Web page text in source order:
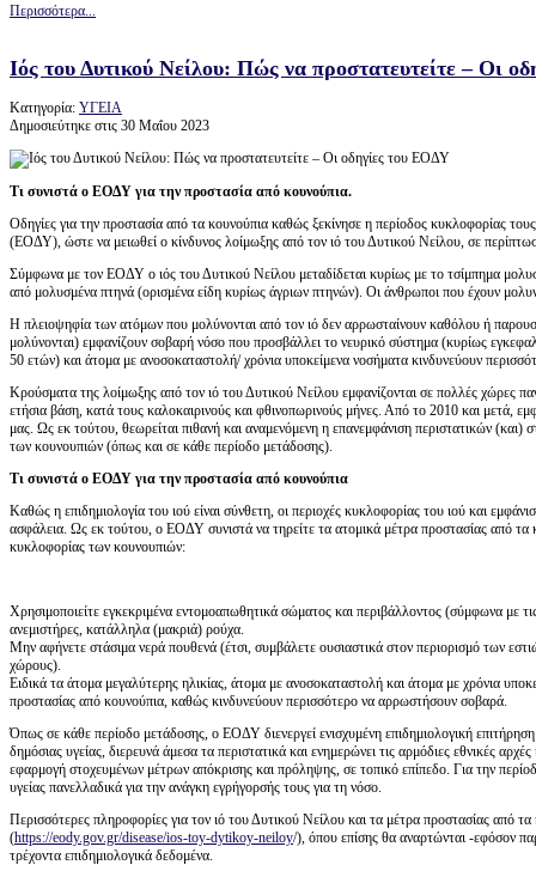
Περισσότερα...
Ιός του Δυτικού Νείλου: Πώς να προστατευτείτε – Οι
Κατηγορία: ΥΓΕΙΑ
Δημοσιεύτηκε στις 30 Μαΐου 2023
Τι συνιστά ο ΕΟΔΥ για την προστασία από κουνούπια.
Οδηγίες για την προστασία από τα κουνούπια καθώς ξεκίνησε η περίοδος κυκλοφορίας
(ΕΟΔΥ), ώστε να μειωθεί ο κίνδυνος λοίμωξης από τον ιό του Δυτικού Νείλου, σε
Σύμφωνα με τον ΕΟΔΥ ο ιός του Δυτικού Νείλου μεταδίδεται κυρίως με το τσίμπημα
από μολυσμένα πτηνά (ορισμένα είδη κυρίως άγριων πτηνών). Οι άνθρωποι που έχουν
Η πλειοψηφία των ατόμων που μολύνονται από τον ιό δεν αρρωσταίνουν καθόλου ή
μολύνονται) εμφανίζουν σοβαρή νόσο που προσβάλλει το νευρικό σύστημα (κυρίως
50 ετών) και άτομα με ανοσοκαταστολή/ χρόνια υποκείμενα νοσήματα κινδυνεύουν
Κρούσματα της λοίμωξης από τον ιό του Δυτικού Νείλου εμφανίζονται σε πολλές χώρες
ετήσια βάση, κατά τους καλοκαιρινούς και φθινοπωρινούς μήνες. Από το 2010 και μετά,
μας. Ως εκ τούτου, θεωρείται πιθανή και αναμενόμενη η επανεμφάνιση περιστατικών
των κουνουπιών (όπως και σε κάθε περίοδο μετάδοσης).
Τι συνιστά ο ΕΟΔΥ για την προστασία από κουνούπια
Καθώς η επιδημιολογία του ιού είναι σύνθετη, οι περιοχές κυκλοφορίας του ιού και
ασφάλεια. Ως εκ τούτου, o ΕΟΔΥ συνιστά να τηρείτε τα ατομικά μέτρα προστασίας από τα
κυκλοφορίας των κουνουπιών:
Χρησιμοποιείτε εγκεκριμένα εντομοαπωθητικά σώματος και περιβάλλοντος (σύμφωνα με
ανεμιστήρες, κατάλληλα (μακριά) ρούχα.
Μην αφήνετε στάσιμα νερά πουθενά (έτσι, συμβάλετε ουσιαστικά στον περιορισμό των
χώρους).
Ειδικά τα άτομα μεγαλύτερης ηλικίας, άτομα με ανοσοκαταστολή και άτομα με χρόνια
προστασίας από κουνούπια, καθώς κινδυνεύουν περισσότερο να αρρωστήσουν σοβαρά.
Όπως σε κάθε περίοδο μετάδοσης, ο ΕΟΔΥ διενεργεί ενισχυμένη επιδημιολογική
δημόσιας υγείας, διερευνά άμεσα τα περιστατικά και ενημερώνει τις αρμόδιες εθνικές
εφαρμογή στοχευμένων μέτρων απόκρισης και πρόληψης, σε τοπικό επίπεδο. Για την
υγείας πανελλαδικά για την ανάγκη εγρήγορσής τους για τη νόσο.
Περισσότερες πληροφορίες για τον ιό του Δυτικού Νείλου και τα μέτρα προστασίας από
(https://eody.gov.gr/disease/ios-toy-dytikoy-neiloy/), όπου επίσης θα αναρτώνται -εφόσον
τρέχοντα επιδημιολογικά δεδομένα.